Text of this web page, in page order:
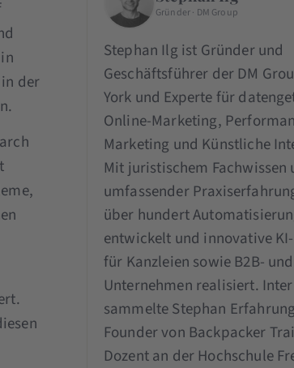
der
Gründer · DM Group
Stephan Ilg ist Gründer und
Geschäftsführer der DM
York und Experte für
Online-Marketing,
Marketing und Künstliche
Mit juristischem Fachwissen
umfassender
über hundert
entwickelt und innovative
für Kanzleien sowie B2B-
Unternehmen realisiert.
sammelte Stephan
Founder von Backpacker
Dozent an der Hochschule